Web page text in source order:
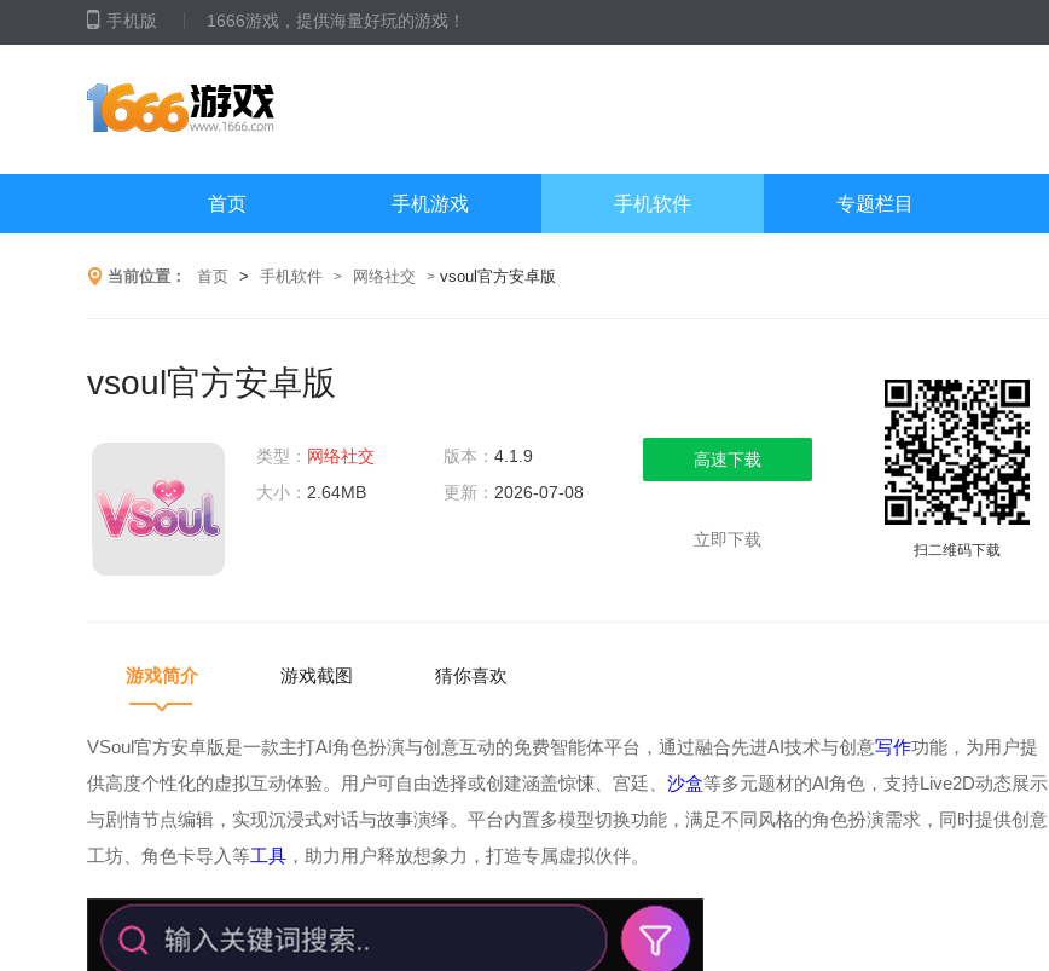
手机版 1666游戏，提供海量好玩的游戏！
首页 手机游戏 手机软件 专题栏目
当前位置： 首页 > 手机软件 > 网络社交 > vsoul官方安卓版
vsoul官方安卓版
类型： 网络社交 版本： 4.1.9
大小： 2.64MB 更新： 2026-07-08
高速下载
立即下载
扫二维码下载
游戏简介 游戏截图 猜你喜欢
VSoul官方安卓版是一款主打AI角色扮演与创意互动的免费智能体平台，通过融合先进AI技术与创意写作功能，为用户提
供高度个性化的虚拟互动体验。用户可自由选择或创建涵盖惊悚、宫廷、 沙盒等多元题材的AI角色，支持Live2D动态展示
与剧情节点编辑，实现沉浸式对话与故事演绎。平台内置多模型切换功能，满足不同风格的角色扮演需求，同时提供创意
工坊、角色卡导入等工具 ，助力用户释放想象力，打造专属虚拟伙伴。